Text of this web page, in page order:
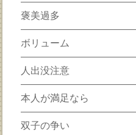
褒美過多
ボリューム
人出没注意
本人が満足なら
双子の争い